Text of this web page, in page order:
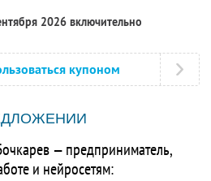
2026 включительно
купоном
— предприниматель,
и нейросетям: